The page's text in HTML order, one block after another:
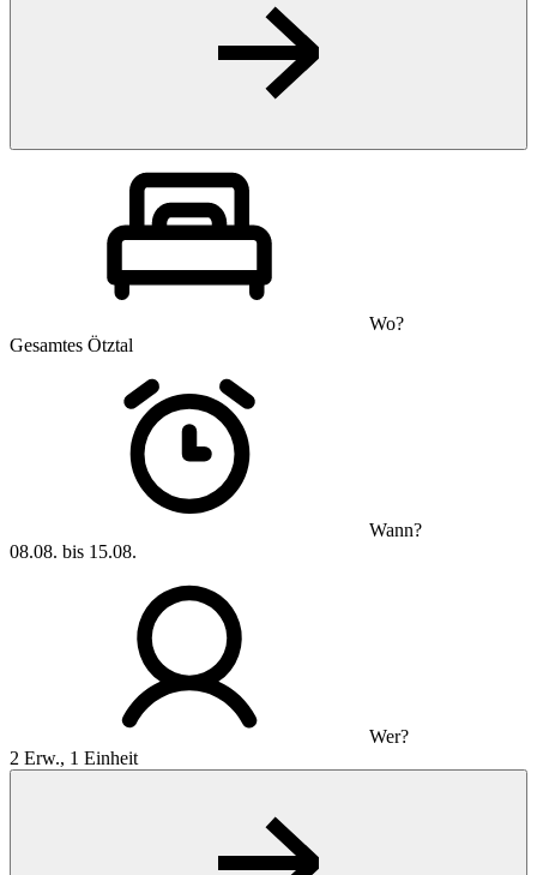
Wo?
Gesamtes Ötztal
Wann?
08.08. bis 15.08.
Wer?
2 Erw., 1 Einheit